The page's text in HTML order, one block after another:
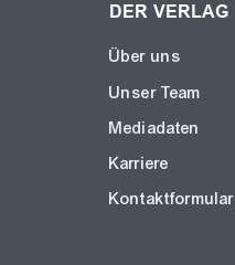
DER VERLAG
Über uns
Unser Team
Mediadaten
Karriere
Kontaktformular